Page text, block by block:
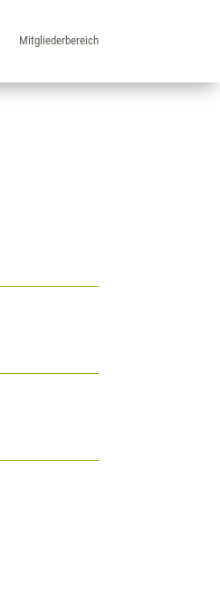
Mitgliederbereich